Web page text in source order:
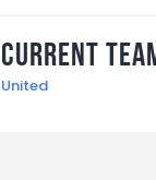
Current
United